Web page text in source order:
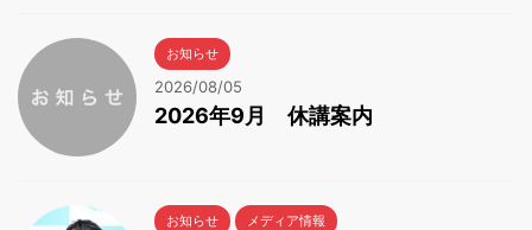
お知らせ
2026/08/05
2026年9月 休講案内
お知らせ メディア情報